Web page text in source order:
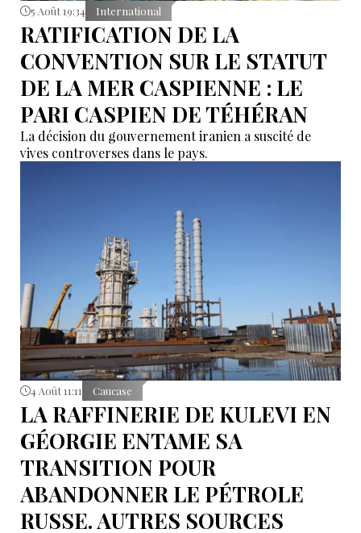
5 Août 19:34 International
RATIFICATION DE LA
CONVENTION SUR LE STATUT
DE LA MER CASPIENNE : LE
PARI CASPIEN DE TÉHÉRAN
La décision du gouvernement iranien a suscité de
vives controverses dans le pays.
4 Août 11:11 Caucase
LA RAFFINERIE DE KULEVI EN
GÉORGIE ENTAME SA
TRANSITION POUR
ABANDONNER LE PÉTROLE
RUSSE. AUTRES SOURCES